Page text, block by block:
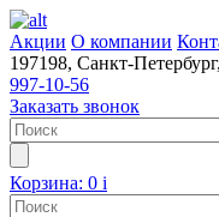
Акции О компании
197198, Санкт-
997-10-56
Заказать звонок
Корзина: 0 i